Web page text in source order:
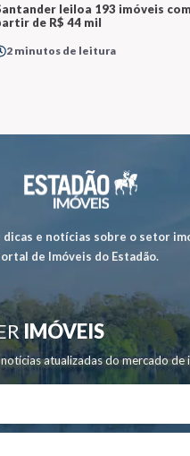
leiloa 193 imóveis
de R$ 44 mil
2 minutos de leitura
dicas e notícias sobre o setor
de Imóveis do Estadão.
IMÓVEIS
atualizadas do mercado de